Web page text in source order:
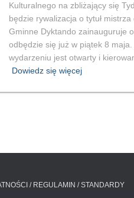
Kulturalnego na zbliżający się
będzie rywalizacja o tytuł mistrza
Gminne Dyktando zainauguruje
odbędzie się już w piątek 8 maja.
wydarzeniu jest otwarty i
Dowiedz się więcej
/ REGULAMIN / STANDARDY